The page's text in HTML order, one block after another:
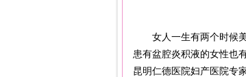
女人一生有两个时候美
患有盆腔炎积液的女性也
昆明仁德医院妇产医院专